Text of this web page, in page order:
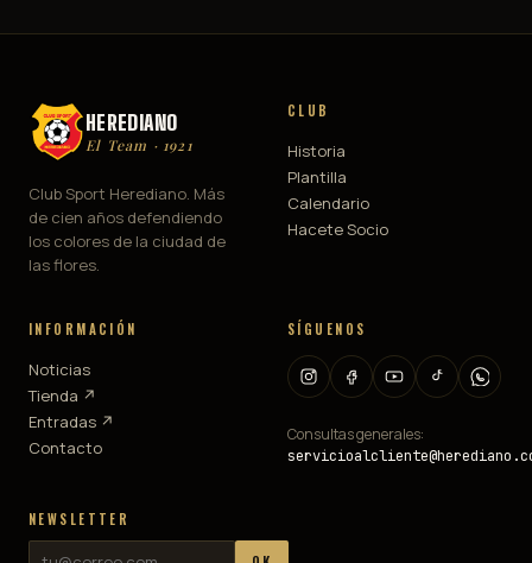
HEREDIANO
El Team · 1921
Club Sport Herediano. Más
de cien años defendiendo
los colores de la ciudad de
las flores.
CLUB
Historia
Plantilla
Calendario
Hacete Socio
INFORMACIÓN
Noticias
Tienda ↗
Entradas ↗
Contacto
SÍGUENOS
Consultas generales:
NEWSLETTER